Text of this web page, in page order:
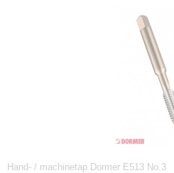
Hand- / machinetap Dormer E513 No.3